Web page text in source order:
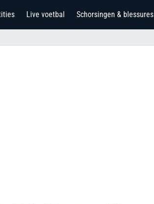
Live voetbal Schorsingen & blessures